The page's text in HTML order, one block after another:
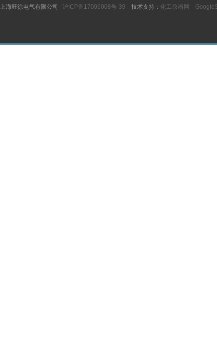
上海旺徐电气有限公司 沪ICP备17006008号-39 技术支持： 化工仪器网